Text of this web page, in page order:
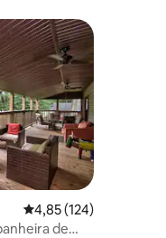
Classificação média
4,85 (124)
de